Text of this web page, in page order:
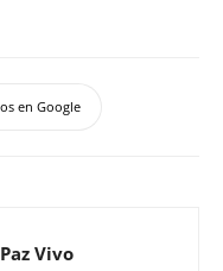
en Google
Vivo